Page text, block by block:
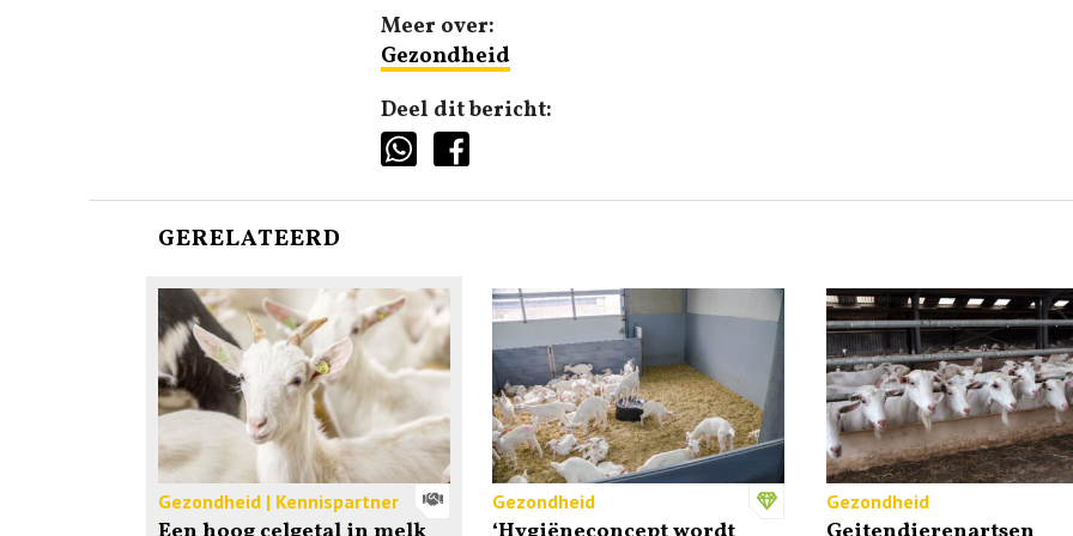
Meer over:
Gezondheid
Deel dit bericht:
GERELATEERD
Gezondheid | Kennispartner Gezondheid Gezondheid